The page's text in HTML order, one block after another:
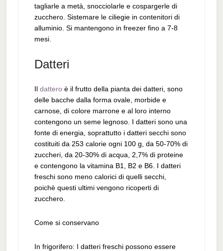
tagliarle a metà, snocciolarle e cospargerle di
zucchero. Sistemare le ciliegie in contenitori di
alluminio. Si mantengono in freezer fino a 7-8
mesi.
Datteri
Il datteroè il frutto della pianta dei datteri, sono
delle bacche dalla forma ovale, morbide e
carnose, di colore marrone e al loro interno
contengono un seme legnoso. I datteri sono una
fonte di energia, soprattutto i datteri secchi sono
costituiti da 253 calorie ogni 100 g, da 50-70% di
zuccheri, da 20-30% di acqua, 2,7% di proteine
e contengono la vitamina B1, B2 e B6. I datteri
freschi sono meno calorici di quelli secchi,
poichè questi ultimi vengono ricoperti di
zucchero.
Come si conservano
In frigorifero: I datteri freschi possono essere